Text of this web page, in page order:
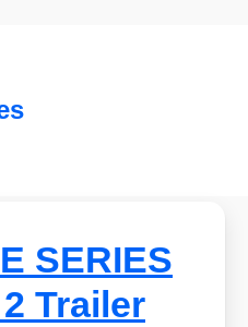
SERIES
Trailer